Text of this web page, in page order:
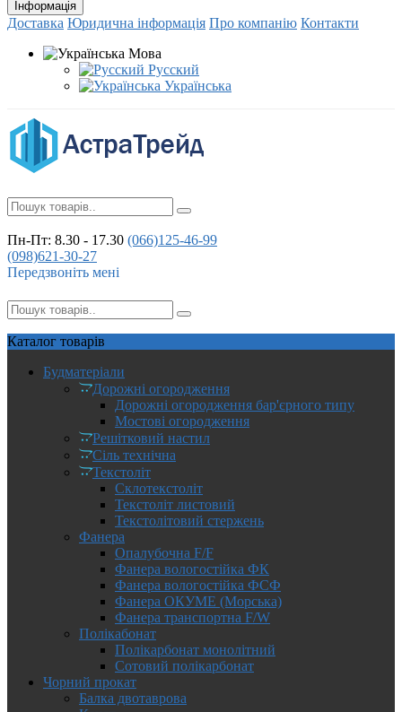
Інформація
Доставка Юридична інформація Про компанію Контакти
Мова
Русский
Українська
Пн-Пт: 8.30 - 17.30 (066)125-46-99
(098)621-30-27
Передзвоніть мені
Каталог товарів
Будматеріали
Дорожні огородження
Дорожні огородження бар'єрного типу
Мостові огородження
Решітковий настил
Сіль технічна
Текстоліт
Склотекстоліт
Текстоліт листовий
Текстолітовий стержень
Фанера
Опалубочна F/F
Фанера вологостійка ФК
Фанера вологостійка ФСФ
Фанера ОКУМЕ (Морська)
Фанера транспортна F/W
Полікабонат
Полікарбонат монолітний
Сотовий полікарбонат
Чорний прокат
Балка двотаврова